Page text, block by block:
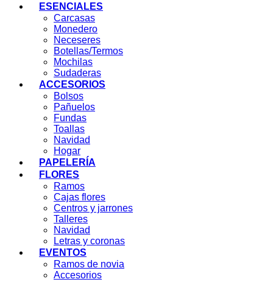
ESENCIALES
Carcasas
Monedero
Neceseres
Botellas/Termos
Mochilas
Sudaderas
ACCESORIOS
Bolsos
Pañuelos
Fundas
Toallas
Navidad
Hogar
PAPELERÍA
FLORES
Ramos
Cajas flores
Centros y jarrones
Talleres
Navidad
Letras y coronas
EVENTOS
Ramos de novia
Accesorios